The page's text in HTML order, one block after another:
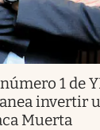
1 de
invertir
Muerta